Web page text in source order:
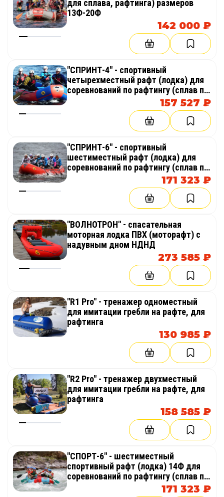
для сплава, рафтинга) размеров
13Ф-20Ф
142 000 ₽
"СПРИНТ-4" - спортивный
четырехместный рафт (лодка) для
соревнований по рафтингу (сплав по
157 527 ₽
"СПРИНТ-6" - спортивный
шестиместный рафт (лодка) для
соревнований по рафтингу (сплав по
171 323 ₽
"ВОЛНОТРОН" - спасательная
моторная лодка ПВХ (моторафт) с
надувным дном НДНД
273 585 ₽
"R1 Pro" - тренажер одноместный
для имитации гребли на рафте, для
рафтинга
130 985 ₽
"R2 Pro" - тренажер двухместный
для имитации гребли на рафте, для
рафтинга
158 585 ₽
"СПОРТ-6" - шестиместный
спортивный рафт (лодка) 14Ф для
соревнований по рафтингу (сплав по
171 323 ₽